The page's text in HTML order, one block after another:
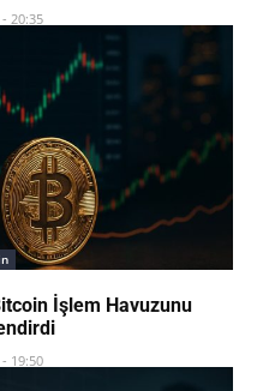
20:35
İşlem Havuzunu
19:50